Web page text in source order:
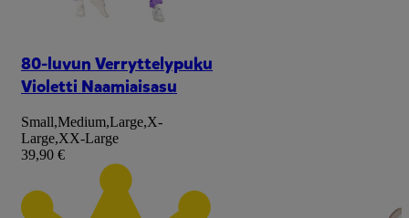
80-luvun Verryttelypuku
Violetti Naamiaisasu
Small,Medium,Large,X-
Large,XX-Large
39,90 €